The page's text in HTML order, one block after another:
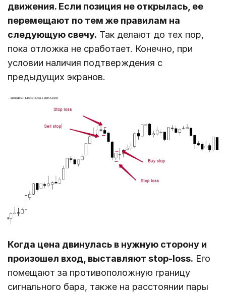
движения. Если позиция не открылась, ее
перемещают по тем же правилам на
следующую свечу. Так делают до тех пор,
пока отложка не сработает. Конечно, при
условии наличия подтверждения с
предыдущих экранов.
Когда цена двинулась в нужную сторону и
произошел вход, выставляют stop-loss. Его
помещают за противоположную границу
сигнального бара, также на расстоянии пары